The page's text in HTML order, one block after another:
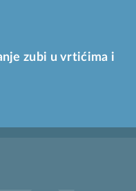
zubi u vrtićima i